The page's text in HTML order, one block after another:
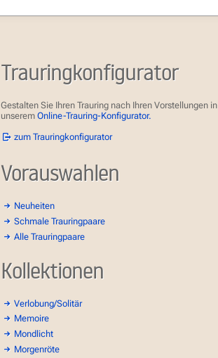
Trauringkonfigurator
Gestalten Sie Ihren Trauring nach Ihren Vorstellungen in
unserem Online-Trauring-Konfigurator.
zum Trauringkonfigurator
Vorauswahlen
Neuheiten
Schmale Trauringpaare
Alle Trauringpaare
Kollektionen
Verlobung/Solitär
Memoire
Mondlicht
Morgenröte